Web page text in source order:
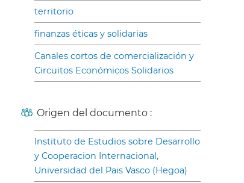
territorio
finanzas éticas y solidarias
Canales cortos de comercialización y
Circuitos Económicos Solidarios
Origen del documento :
Instituto de Estudios sobre Desarrollo
y Cooperacion Internacional,
Universidad del Pais Vasco (Hegoa)